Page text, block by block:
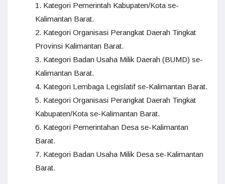
Kategori Pemerintah Kabupaten/Kota se-
Kalimantan Barat.
Kategori Organisasi Perangkat Daerah Tingkat
Provinsi Kalimantan Barat.
Kategori Badan Usaha Milik Daerah (BUMD) se-
Kalimantan Barat.
Kategori Lembaga Legislatif se-Kalimantan Barat.
Kategori Organisasi Perangkat Daerah Tingkat
Kabupaten/Kota se-Kalimantan Barat.
Kategori Pemerintahan Desa se-Kalimantan
Barat.
Kategori Badan Usaha Milik Desa se-Kalimantan
Barat.